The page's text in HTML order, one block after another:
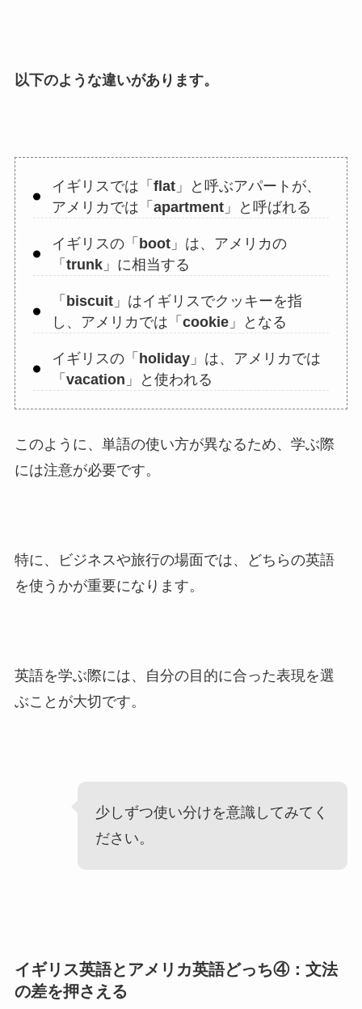
以下のような違いがあります。
イギリスでは「 flat」と呼ぶアパートが、
アメリカでは「 apartment」と呼ばれる
イギリスの「 boot」は、アメリカの
「 trunk」に相当する
「 biscuit」はイギリスでクッキーを指
し、アメリカでは「 cookie」となる
イギリスの「 holiday」は、アメリカでは
「 vacation 」と使われる
このように、単語の使い方が異なるため、学ぶ際
には注意が必要です。
特に、ビジネスや旅行の場面では、どちらの英語
を使うかが重要になります。
英語を学ぶ際には、自分の目的に合った表現を選
ぶことが大切です。
少しずつ使い分けを意識してみてく
ださい。
イギリス英語とアメリカ英語どっち④：文法
の差を押さえる